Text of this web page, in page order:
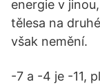
energie v
tělesa na
však nemění.
-7 a -4 je -11,